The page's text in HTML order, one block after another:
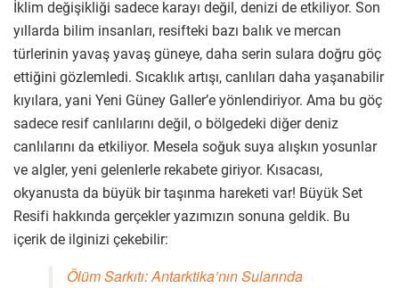
İklim değişikliği sadece karayı değil, denizi de etkiliyor. Son
yıllarda bilim insanları, resifteki bazı balık ve mercan
türlerinin yavaş yavaş güneye, daha serin sulara doğru göç
ettiğini gözlemledi. Sıcaklık artışı, canlıları daha yaşanabilir
kıyılara, yani Yeni Güney Galler’e yönlendiriyor. Ama bu göç
sadece resif canlılarını değil, o bölgedeki diğer deniz
canlılarını da etkiliyor. Mesela soğuk suya alışkın yosunlar
ve algler, yeni gelenlerle rekabete giriyor. Kısacası,
okyanusta da büyük bir taşınma hareketi var! Büyük Set
Resifi hakkında gerçekler yazımızın sonuna geldik. Bu
içerik de ilginizi çekebilir:
Ölüm Sarkıtı: Antarktika’nın Sularında